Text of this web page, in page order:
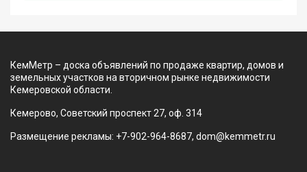
КемМетр – доска объявлений по продаже квартир, домов и
земельных участков на вторичном рынке недвижимости
Кемеровской области.
Кемерово, Советский проспект 27, оф. 314
Размещение рекламы: +7-902-964-8687, dom@kemmetr.ru